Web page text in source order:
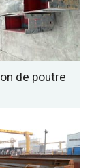
de poutre